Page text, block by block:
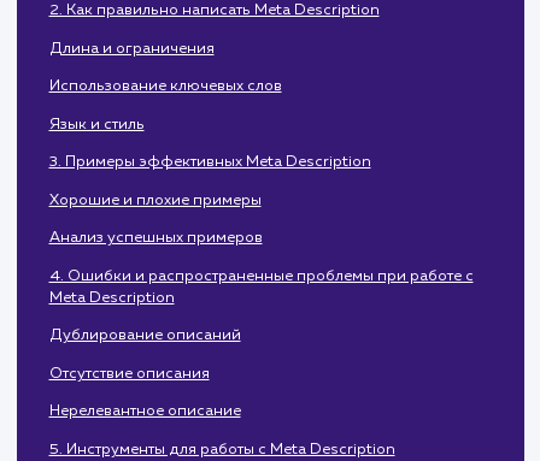
1. Введение в Meta Description
Определение Meta Description
Влияние на SEO
Использование ключевых слов
Язык и стиль